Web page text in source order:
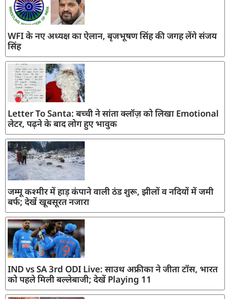
WFI के नए अध्यक्ष का ऐलान, बृजभूषण सिंह की जगह लेंगे संजय
सिंह
Letter To Santa: बच्ची ने सांता क्लॉज़ को लिखा Emotional
लेटर, पढ़ने के बाद लोग हुए भावुक
जम्मू कश्मीर में हाड़ कंपाने वाली ठंड शुरू, झीलों व नदियों में जमी
बर्फ; देखें खूबसूरत नजारा
IND vs SA 3rd ODI Live: साउथ अफ्रीका ने जीता टॉस, भारत
को पहले मिली बल्लेबाजी; देखें Playing 11